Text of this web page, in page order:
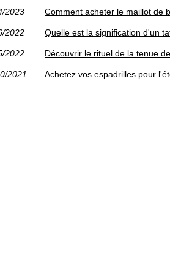
2023 Comment acheter le maillot de
2022 Quelle est la signification d'un
2022 Découvrir le rituel de la tenue
2021 Achetez vos espadrilles pour